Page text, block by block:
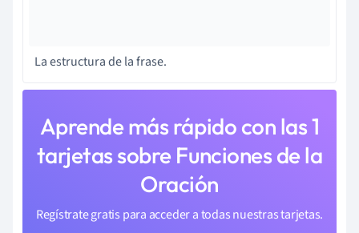
La estructura de la frase.
Aprende más rápido con las 1
tarjetas sobre Funciones de la
Oración
Regístrate gratis para acceder a todas nuestras tarjetas.